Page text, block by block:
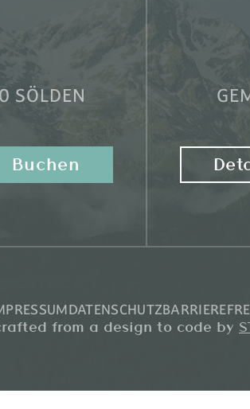
SÖLDEN
Buchen
DATENSCHUTZ
from a design to code by